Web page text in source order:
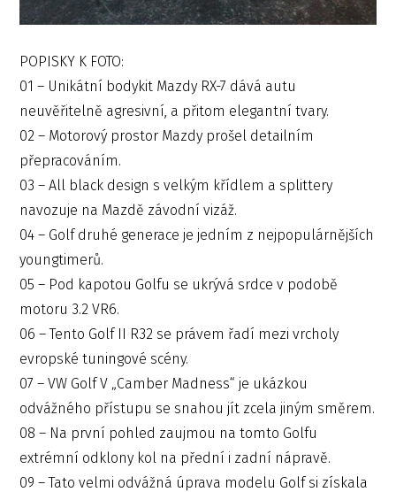
POPISKY K FOTO:
01 – Unikátní bodykit Mazdy RX-7 dává autu
neuvěřitelně agresivní, a přitom elegantní tvary.
02 – Motorový prostor Mazdy prošel detailním
přepracováním.
03 – All black design s velkým křídlem a splittery
navozuje na Mazdě závodní vizáž.
04 – Golf druhé generace je jedním z nejpopulárnějších
youngtimerů.
05 – Pod kapotou Golfu se ukrývá srdce v podobě
motoru 3.2 VR6.
06 – Tento Golf II R32 se právem řadí mezi vrcholy
evropské tuningové scény.
07 – VW Golf V „Camber Madness“ je ukázkou
odvážného přístupu se snahou jít zcela jiným směrem.
08 – Na první pohled zaujmou na tomto Golfu
extrémní odklony kol na přední i zadní nápravě.
09 – Tato velmi odvážná úprava modelu Golf si získala